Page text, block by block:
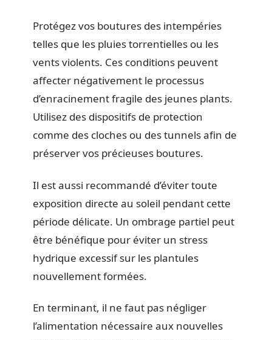
Protégez vos boutures des intempéries
telles que les pluies torrentielles ou les
vents violents. Ces conditions peuvent
affecter négativement le processus
d’enracinement fragile des jeunes plants.
Utilisez des dispositifs de protection
comme des cloches ou des tunnels afin de
préserver vos précieuses boutures.
Il est aussi recommandé d’éviter toute
exposition directe au soleil pendant cette
période délicate. Un ombrage partiel peut
être bénéfique pour éviter un stress
hydrique excessif sur les plantules
nouvellement formées.
En terminant, il ne faut pas négliger
l’alimentation nécessaire aux nouvelles